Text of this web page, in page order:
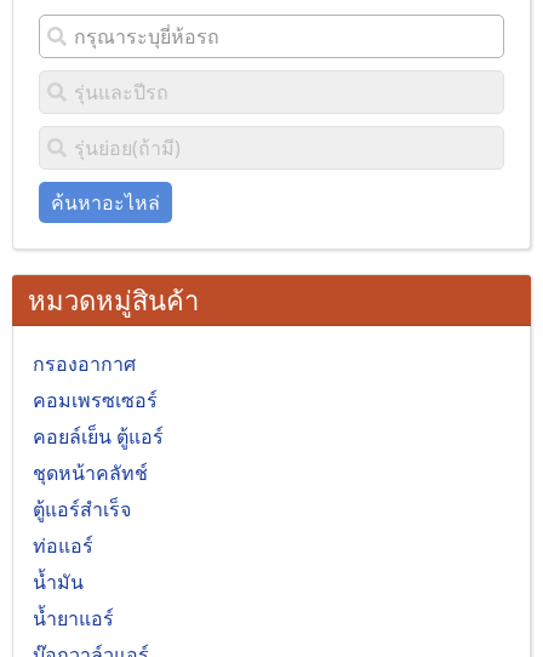
ค้นหาอะไหล่
หมวดหมู่สินค้า
กรองอากาศ
คอมเพรซเซอร์
คอยล์เย็น ตู้แอร์
ชุดหน้าคลัทช์
ตู้แอร์สำเร็จ
ท่อแอร์
น้ำมัน
น้ำยาแอร์